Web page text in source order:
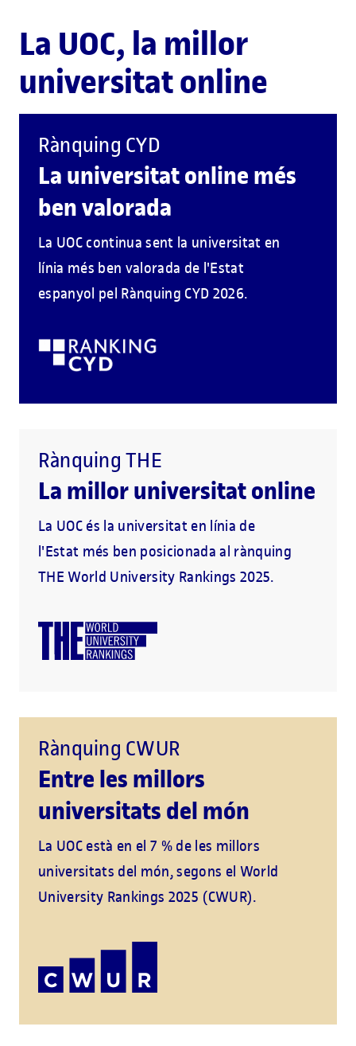
La UOC, la millor
universitat online
Rànquing CYD
La universitat online més
ben valorada
La UOC continua sent la universitat en
línia més ben valorada de l'Estat
espanyol pel Rànquing CYD 2026.
Rànquing THE
La millor universitat online
La UOC és la universitat en línia de
l'Estat més ben posicionada al rànquing
THE World University Rankings 2025.
Rànquing CWUR
Entre les millors
universitats del món
La UOC està en el 7 % de les millors
universitats del món, segons el World
University Rankings 2025 (CWUR).